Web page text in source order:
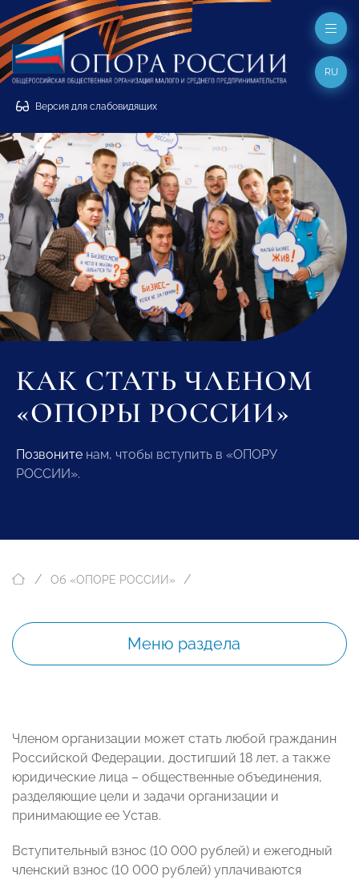
Версия для слабовидящих
RU
КАК СТАТЬ ЧЛЕНОМ
«ОПОРЫ РОССИИ»
Позвоните нам, чтобы вступить в «ОПОРУ
РОССИИ».
Об «ОПОРЕ РОССИИ»
Меню раздела
Членом организации может стать любой гражданин
Российской Федерации, достигший 18 лет, а также
юридические лица – общественные объединения,
разделяющие цели и задачи организации и
принимающие ее Устав.
Вступительный взнос (10 000 рублей) и ежегодный
членский взнос (10 000 рублей) уплачиваются